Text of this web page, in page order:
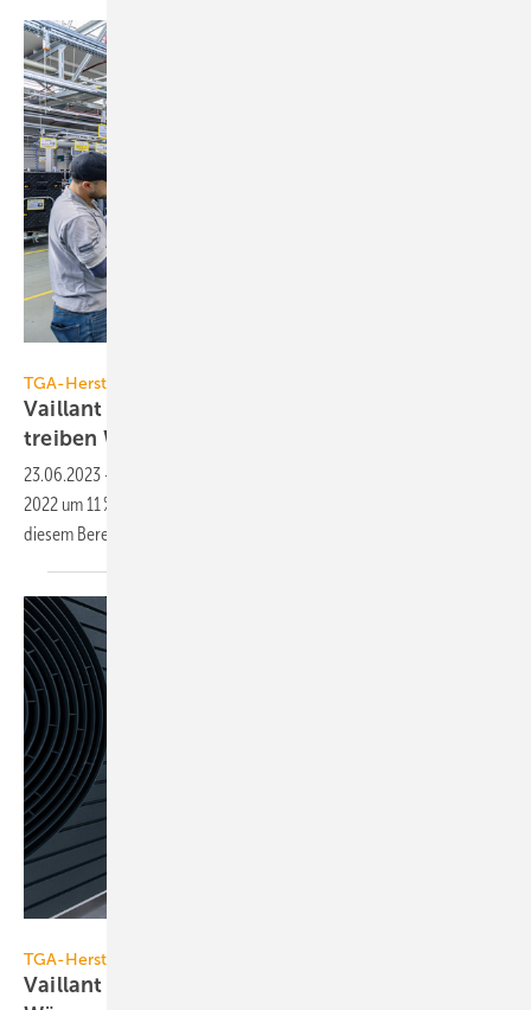
TGA-Hersteller
Vaillant Group 2022: + 11 %, Wärmepumpen
treiben Wachstum
23.06.2023 -
2022 um 11 % auf 3,7 Mrd. Euro. Treiber waren Wärmepumpen, in
diesem Bereich stieg der Umsatz um
TGA-Hersteller
Vaillant investiert bis zu 2 Mrd. Euro für